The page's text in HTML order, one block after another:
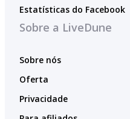
Estatísticas do Facebook
Sobre a LiveDune
Sobre nós
Oferta
Privacidade